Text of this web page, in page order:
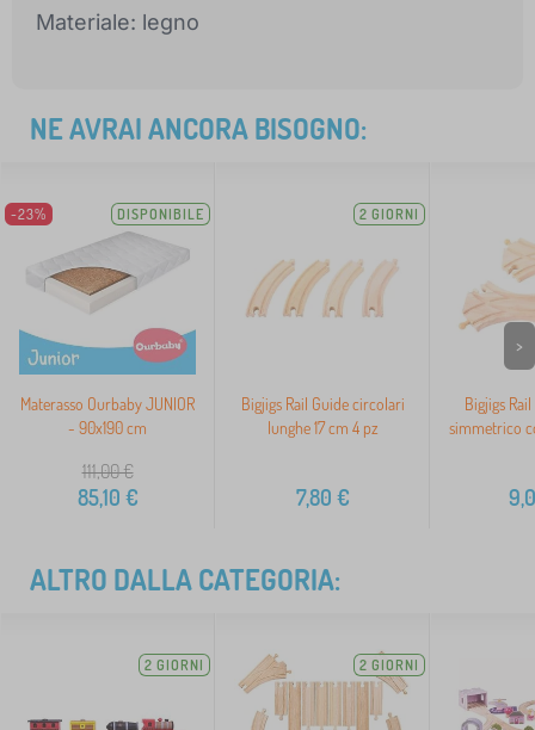
Materiale: legno
NE AVRAI ANCORA BISOGNO:
-23% DISPONIBILE
Materasso Ourbaby JUNIOR
- 90x190 cm
111,00€
85,10 €
2 GIORNI
Bigjigs Rail Guide circolari
lunghe 17 cm 4 pz
7,80 €
Bigjigs
simmetrico
>
ALTRO DALLA CATEGORIA:
2 GIORNI 2 GIORNI